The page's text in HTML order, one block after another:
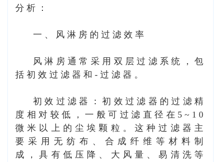
分析：
一、风淋房的过滤效率
风淋房通常采用双层过滤系统，包
括初效过滤器和-过滤器。
初效过滤器：初效过滤器的过滤精
度相对较低，一般可过滤直径在5~10
微米以上的尘埃颗粒。这种过滤器主
要采用无纺布、合成纤维等材料制
成，具有低压降、大风量、易清洗等